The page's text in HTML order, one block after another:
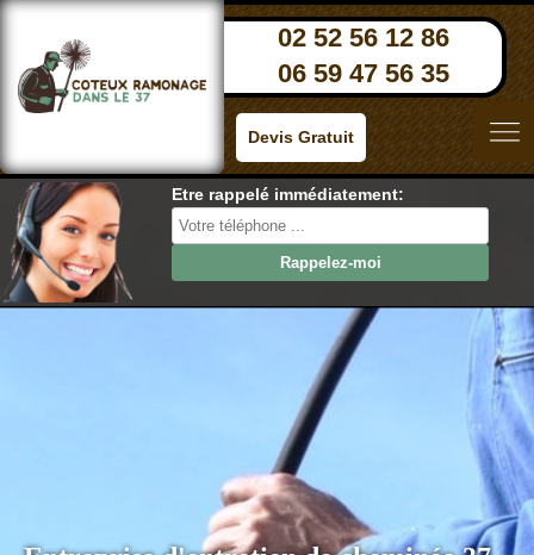
02 52 56 12 86
06 59 47 56 35
Devis Gratuit
Etre rappelé immédiatement: